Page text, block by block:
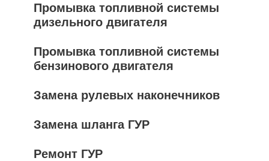
Промывка топливной системы
дизельного двигателя
Промывка топливной системы
бензинового двигателя
Замена рулевых наконечников
Замена шланга ГУР
Ремонт ГУР